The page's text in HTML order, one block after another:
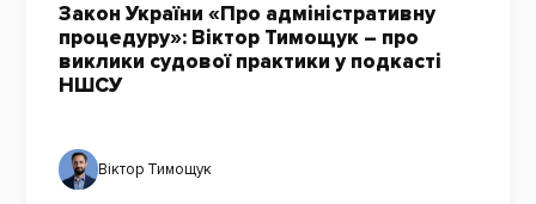
Закон України «Про адміністративну
процедуру»: Віктор Тимощук – про
виклики судової практики у подкасті
НШСУ
Віктор Тимощук